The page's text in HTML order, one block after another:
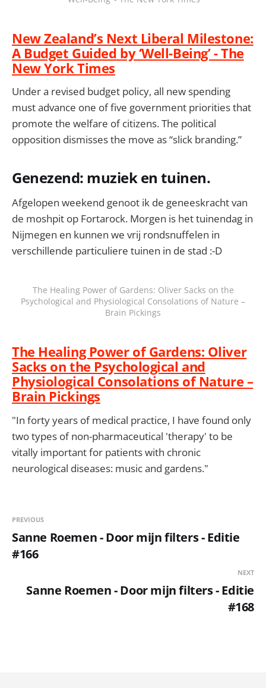
New Zealand’s Next Liberal Milestone:
A Budget Guided by ‘Well-Being’ - The
New York Times
Under a revised budget policy, all new spending
must advance one of five government priorities that
promote the welfare of citizens. The political
opposition dismisses the move as “slick branding.”
Genezend: muziek en tuinen.
Afgelopen weekend genoot ik de geneeskracht van
de moshpit op Fortarock. Morgen is het tuinendag in
Nijmegen en kunnen we vrij rondsnuffelen in
verschillende particuliere tuinen in de stad :-D
The Healing Power of Gardens: Oliver Sacks on the
Psychological and Physiological Consolations of Nature –
Brain Pickings
The Healing Power of Gardens: Oliver
Sacks on the Psychological and
Physiological Consolations of Nature –
Brain Pickings
"In forty years of medical practice, I have found only
two types of non-pharmaceutical 'therapy' to be
vitally important for patients with chronic
neurological diseases: music and gardens."
PREVIOUS
Sanne Roemen - Door mijn filters - Editie
#166
NEXT
Sanne Roemen - Door mijn filters - Editie
#168